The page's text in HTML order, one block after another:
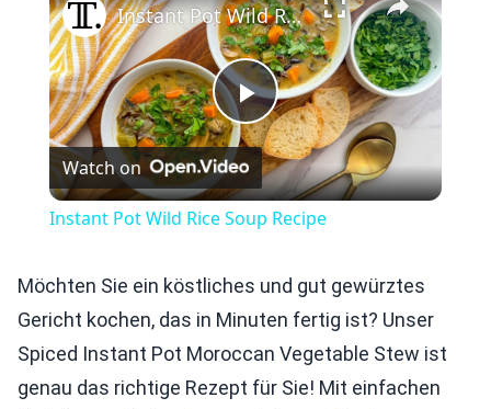
Play
Video
Instant Pot Wild Rice Soup Recipe
Watch on
Instant Pot Wild Rice Soup Recipe
Möchten Sie ein köstliches und gut gewürztes
Gericht kochen, das in Minuten fertig ist? Unser
Spiced Instant Pot Moroccan Vegetable Stew ist
genau das richtige Rezept für Sie! Mit einfachen